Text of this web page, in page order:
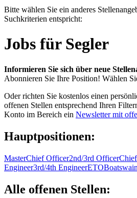
Bitte wählen Sie ein anderes
Suchkriterien entspricht:
Jobs für Segler
Informieren Sie sich über neue
Abonnieren Sie Ihre Position! Wählen
Oder richten Sie kostenlos einen
offenen Stellen entsprechend Ihren
Konto im Bereich ein Newsletter mit
Hauptpositionen:
MasterChief Officer2nd/3rd Officer
Engineer3rd/4th EngineerETOBoatswain
Alle offenen Stellen: